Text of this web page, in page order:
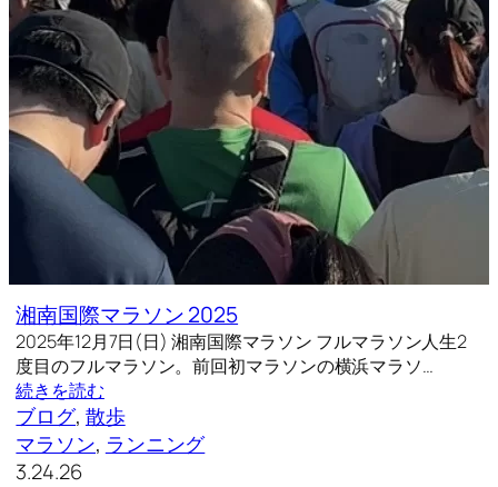
湘南国際マラソン 2025
2025年12月7日(日) 湘南国際マラソン フルマラソン人生2
度目のフルマラソン。前回初マラソンの横浜マラソ…
続きを読む
ブログ, 散歩
マラソン, ランニング
3.24.26